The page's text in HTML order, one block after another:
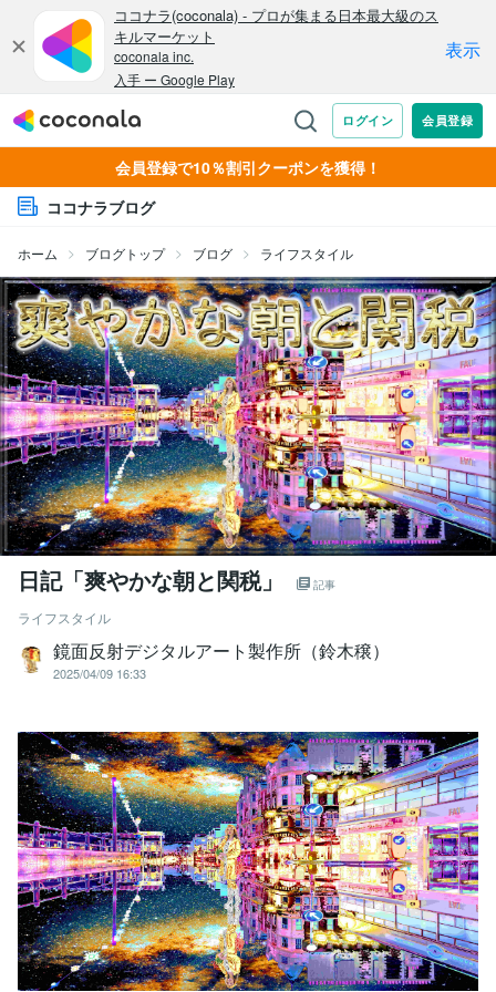
会員登録で10％割引クーポンを獲得！
ココナラブログ
ホーム ブログトップ ブログ ライフスタイル
日記「爽やかな朝と関税」 記事
ライフスタイル
鏡面反射デジタルアート製作所（鈴木穣）
2025/04/09 16:33